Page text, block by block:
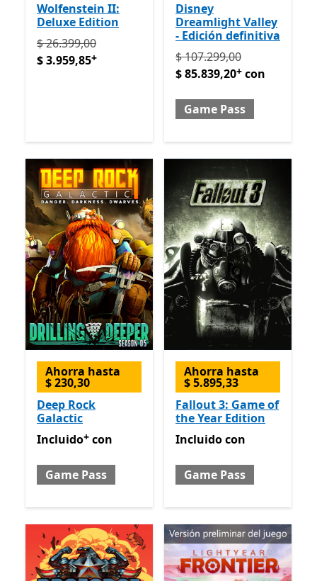
Wolfenstein II:
Deluxe Edition
Originalmente $ 26.399,00 ahora $ 3.959,85Ofrece
$ 26.399,00
$ 3.959,85+
Disney
Dreamlight Valley
- Edición definitiva
Originalmente $
$ 107.299,00
$ 85.839,20+ con
Game Pass
Ahorra hasta
$ 230,30
Deep Rock
Galactic
Incluido con Game Pass
Ofrece compras dentro de
Incluido+ con
Game Pass
Ahorra hasta
$ 5.895,33
Fallout 3: Game of
the Year Edition
Incluido con Game Pass
Incluidocon
Game Pass